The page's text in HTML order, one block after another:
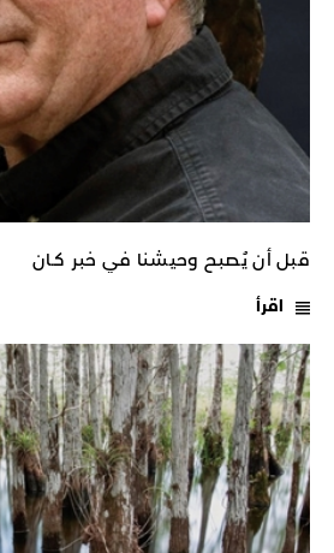
قبل أن يُصبح وحيشنا في خبر كـان
اقرأ